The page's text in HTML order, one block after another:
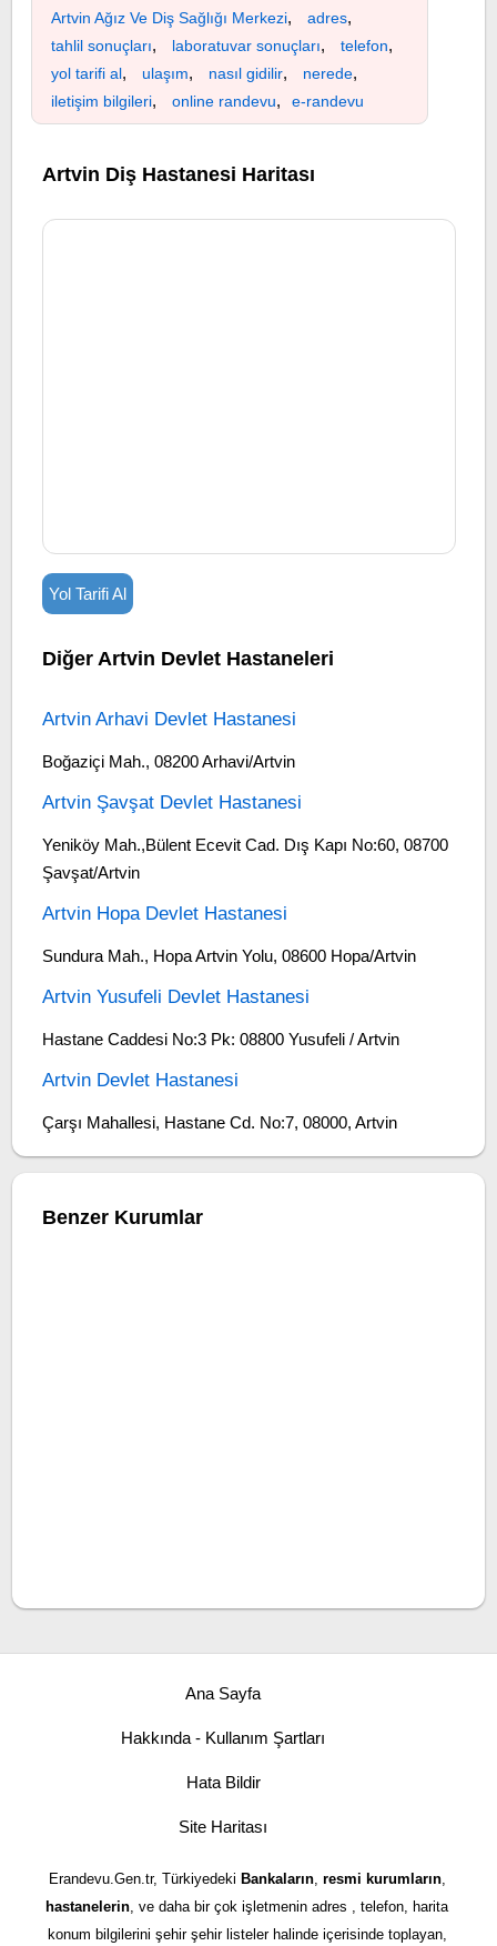
Artvin Ağız Ve Diş Sağlığı Merkezi, adres,
tahlil sonuçları, laboratuvar sonuçları, telefon,
yol tarifi al, ulaşım, nasıl gidilir, nerede,
iletişim bilgileri, online randevu, e-randevu
Artvin Diş Hastanesi Haritası
Yol Tarifi Al
Diğer Artvin Devlet Hastaneleri
Artvin Arhavi Devlet Hastanesi
Boğaziçi Mah., 08200 Arhavi/Artvin
Artvin Şavşat Devlet Hastanesi
Yeniköy Mah.,Bülent Ecevit Cad. Dış Kapı No:60, 08700
Şavşat/Artvin
Artvin Hopa Devlet Hastanesi
Sundura Mah., Hopa Artvin Yolu, 08600 Hopa/Artvin
Artvin Yusufeli Devlet Hastanesi
Hastane Caddesi No:3 Pk: 08800 Yusufeli / Artvin
Artvin Devlet Hastanesi
Çarşı Mahallesi, Hastane Cd. No:7, 08000, Artvin
Benzer Kurumlar
Ana Sayfa
Hakkında - Kullanım Şartları
Hata Bildir
Site Haritası
Erandevu.Gen.tr, Türkiyedeki Bankaların, resmi kurumların,
hastanelerin, ve daha bir çok işletmenin adres , telefon, harita
konum bilgilerini şehir şehir listeler halinde içerisinde toplayan,